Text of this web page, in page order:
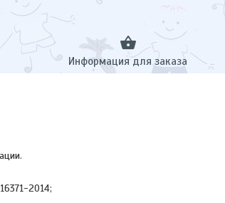
Информация для заказа
2014;